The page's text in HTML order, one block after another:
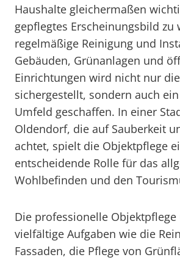
Haushalte gleichermaßen
gepflegtes Erscheinungsbild zu
regelmäßige Reinigung und
Gebäuden, Grünanlagen und
Einrichtungen wird nicht nur
sichergestellt, sondern auch
Umfeld geschaffen. In einer
Oldendorf, die auf Sauberkeit
achtet, spielt die Objektpflege
entscheidende Rolle für das
Wohlbefinden und den
Die professionelle
vielfältige Aufgaben wie die
Fassaden, die Pflege von